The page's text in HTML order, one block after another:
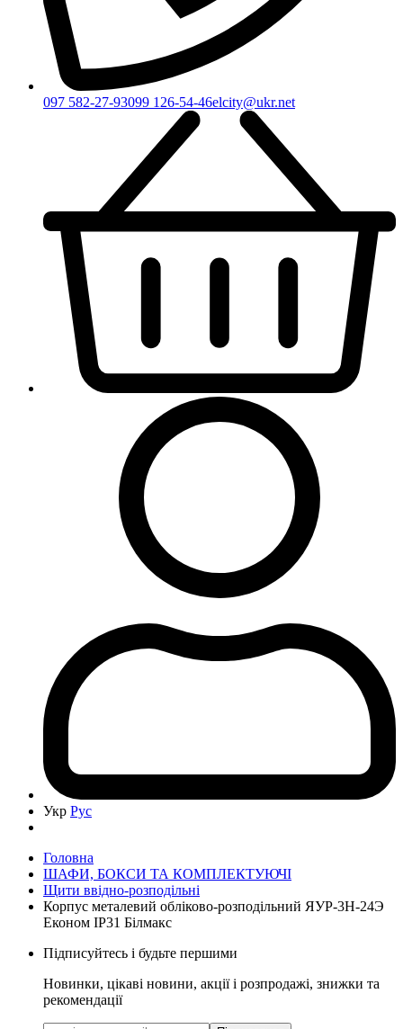
097 582-27-93099 126-54-46elcity@ukr.net
Укр Рус
Головна
ШАФИ, БОКСИ ТА КОМПЛЕКТУЮЧІ
Щити ввідно-розподільні
Корпус металевий обліково-розподільний ЯУР-3Н-24Э
Економ IP31 Білмакс
Підписуйтесь і будьте першими
Новинки, цікаві новини, акції і розпродажі, знижки та
рекомендації